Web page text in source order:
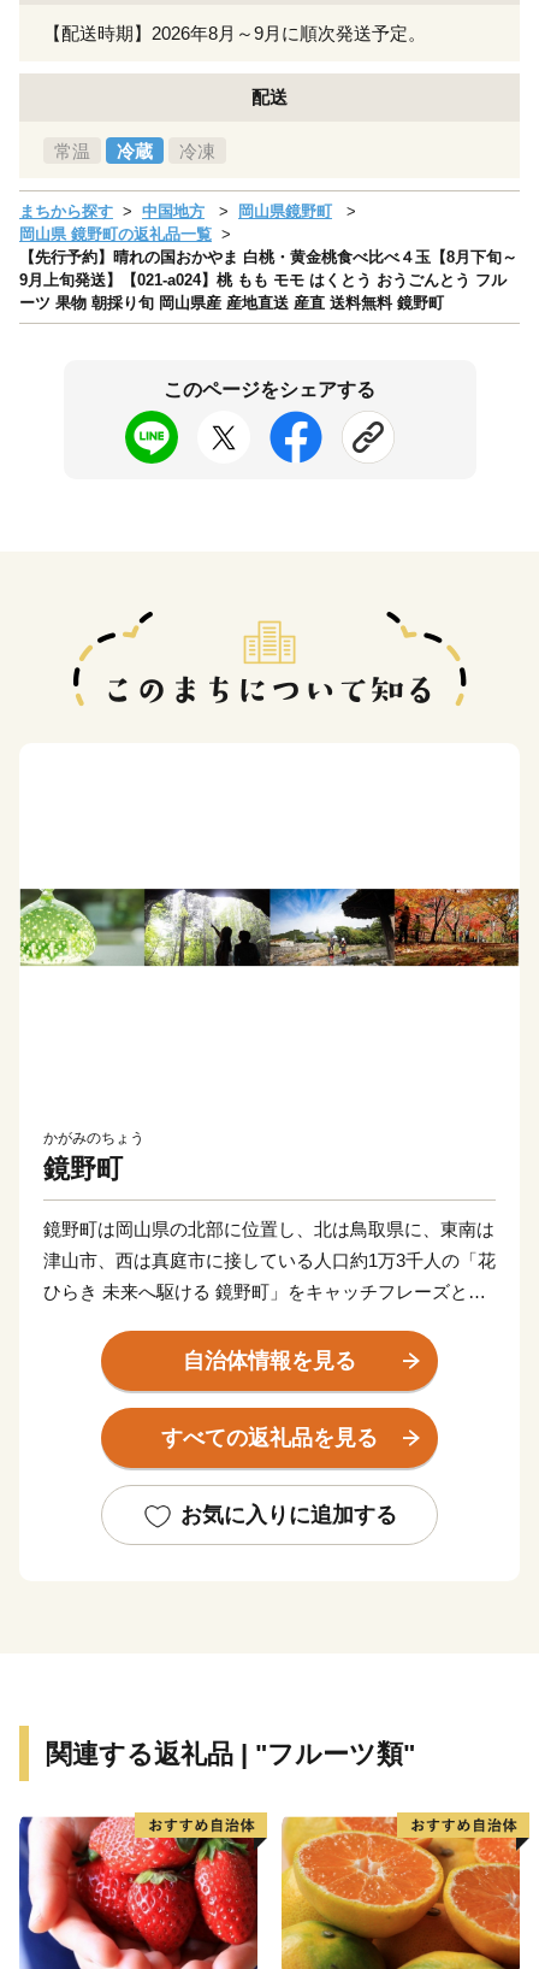
【配送時期】2026年8月～9月に順次発送予定。
配送
常温 冷蔵 冷凍
まちから探す 中国地方
岡山県鏡野町
岡山県 鏡野町の返礼品一覧
【先行予約】晴れの国おかやま 白桃・黄金桃食べ比べ４玉【8月下旬～
9月上旬発送】【021-a024】桃 もも モモ はくとう おうごんとう フル
ーツ 果物 朝採り旬 岡山県産 産地直送 産直 送料無料 鏡野町
このページをシェアする
かがみのちょう
鏡野町
鏡野町は岡山県の北部に位置し、北は鳥取県に、東南は
津山市、西は真庭市に接している人口約1万3千人の「花
ひらき 未来へ駆ける 鏡野町」をキャッチフレーズとし
地域となっており、様々な自然の恵みや文化、伝統を有
しています。鏡野町には森や渓谷、田園風景と、四季を
通じて感動できる景観が点在しています。中国山地屈指
の岡山県立森林公園、岡山を代表する紅葉スポット・奥
場・・・・・。鏡野町には、ここでしか味わえない楽し
さがあります。それぞれのスポットを巡って身も心もリ
谷の両側が鮮やかな紅色に染まり、10月下旬から11月
ップをはじめ、多彩なイベントや地域の特産品の販売な
どが楽しめます。美作三湯のひとつ、奥津温泉も近く、
少し足をのばせば、珍しいウランガラスを展示している
妖精の森ガラス美術館もあります。
自治体情報を見る
すべての返礼品を見る
お気に入りに追加する
関連する返礼品 | "フルーツ類"